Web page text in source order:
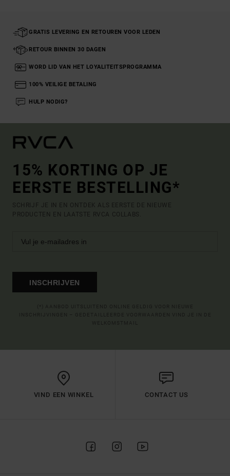
GRATIS LEVERING EN RETOUREN VOOR LEDEN
RETOUR BINNEN 30 DAGEN
WORD LID VAN HET LOYALITEITSPROGRAMMA
100% VEILIGE BETALING
HULP NODIG?
15% KORTING OP JE
EERSTE BESTELLING*
SCHRIJF JE IN EN ONTDEK ALS EERSTE DE NIEUWE
PRODUCTEN EN LAATSTE RVCA COLLABS.
INSCHRIJVEN
VIND EEN WINKEL CONTACT US